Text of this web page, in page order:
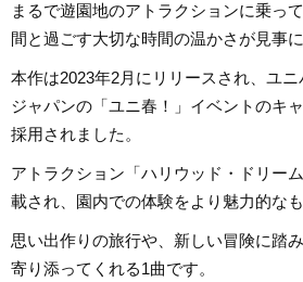
まるで遊園地のアトラクションに乗っ
間と過ごす大切な時間の温かさが見事
本作は2023年2月にリリースされ、ユニ
ジャパンの「ユニ春！」イベントのキ
採用されました。
アトラクション「ハリウッド・ドリー
載され、園内での体験をより魅力的な
思い出作りの旅行や、新しい冒険に踏
寄り添ってくれる1曲です。